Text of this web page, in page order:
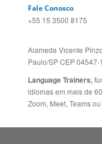
+55 15 3500 8175
Alameda Vicente
Paulo/SP CEP 04547-
Language Trainers,